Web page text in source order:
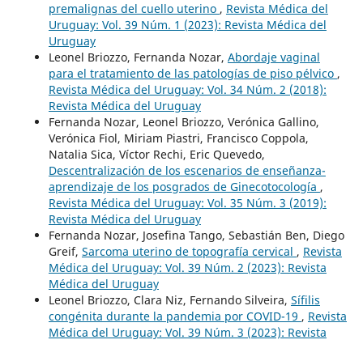
premalignas del cuello uterino , Revista Médica del
Uruguay: Vol. 39 Núm. 1 (2023): Revista Médica del
Uruguay
Leonel Briozzo, Fernanda Nozar, Abordaje vaginal
para el tratamiento de las patologías de piso pélvico ,
Revista Médica del Uruguay: Vol. 34 Núm. 2 (2018):
Revista Médica del Uruguay
Fernanda Nozar, Leonel Briozzo, Verónica Gallino,
Verónica Fiol, Miriam Piastri, Francisco Coppola,
Natalia Sica, Víctor Rechi, Eric Quevedo,
Descentralización de los escenarios de enseñanza-
aprendizaje de los posgrados de Ginecotocología ,
Revista Médica del Uruguay: Vol. 35 Núm. 3 (2019):
Revista Médica del Uruguay
Fernanda Nozar, Josefina Tango, Sebastián Ben, Diego
Greif, Sarcoma uterino de topografía cervical , Revista
Médica del Uruguay: Vol. 39 Núm. 2 (2023): Revista
Médica del Uruguay
Leonel Briozzo, Clara Niz, Fernando Silveira, Sífilis
congénita durante la pandemia por COVID-19 , Revista
Médica del Uruguay: Vol. 39 Núm. 3 (2023): Revista